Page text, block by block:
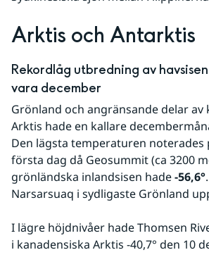
Arktis och Antarktis
Rekordlåg utbredning av
vara december
Grönland och angränsande delar av
Arktis hade en kallare
Den lägsta temperaturen noterades
första dag då Geosummit (ca 3200
grönländska inlandsisen hade -56,6°
Narsarsuaq i sydligaste Grönland
I lägre höjdnivåer hade Thomsen
i kanadensiska Arktis -40,7° den 10